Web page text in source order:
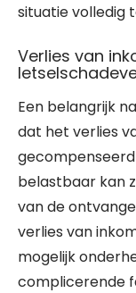
situatie volledig
Verlies van
Een belangrijk
dat het verlies
belastbaar kan
van de
verlies van
mogelijk
complicerende